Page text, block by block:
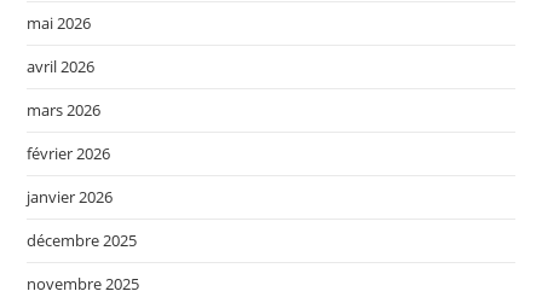
mai 2026
avril 2026
mars 2026
février 2026
janvier 2026
décembre 2025
novembre 2025